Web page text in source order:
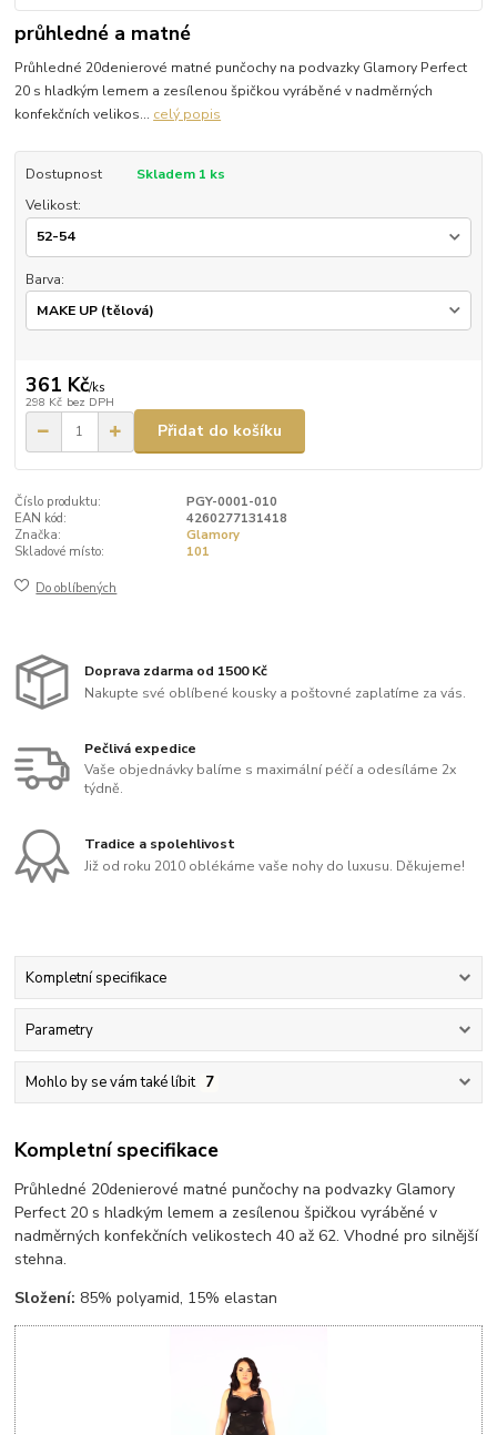
průhledné a matné
Průhledné 20denierové matné punčochy na podvazky Glamory Perfect
20 s hladkým lemem a zesílenou špičkou vyráběné v nadměrných
konfekčních velikos... celý popis
Dostupnost
Skladem 1 ks
Velikost:
Barva:
361 Kč/ks
298 Kč bez DPH
Přidat do košíku
Číslo produktu:
PGY-0001-010
EAN kód:
4260277131418
Značka:
Glamory
Skladové místo:
101
Do oblíbených
Doprava zdarma od 1500 Kč
Nakupte své oblíbené kousky a poštovné zaplatíme za vás.
Pečlivá expedice
Vaše objednávky balíme s maximální péčí a odesíláme 2x
týdně.
Tradice a spolehlivost
Již od roku 2010 oblékáme vaše nohy do luxusu. Děkujeme!
Kompletní specifikace
Parametry
Mohlo by se vám také líbit 7
Kompletní specifikace
Průhledné 20denierové matné punčochy na podvazky Glamory
Perfect 20 s hladkým lemem a zesílenou špičkou vyráběné v
nadměrných konfekčních velikostech 40 až 62. Vhodné pro silnější
stehna.
Složení: 85% polyamid, 15% elastan